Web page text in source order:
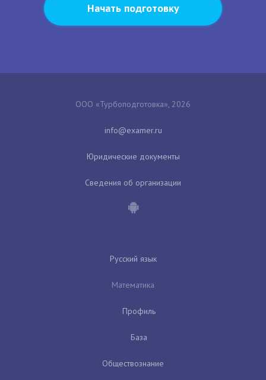
Начать подготовку
ООО «Турбоподготовка», 2026
Юридические документы
Сведения об организации
Русский язык
Математика
Профиль
База
Обществознание